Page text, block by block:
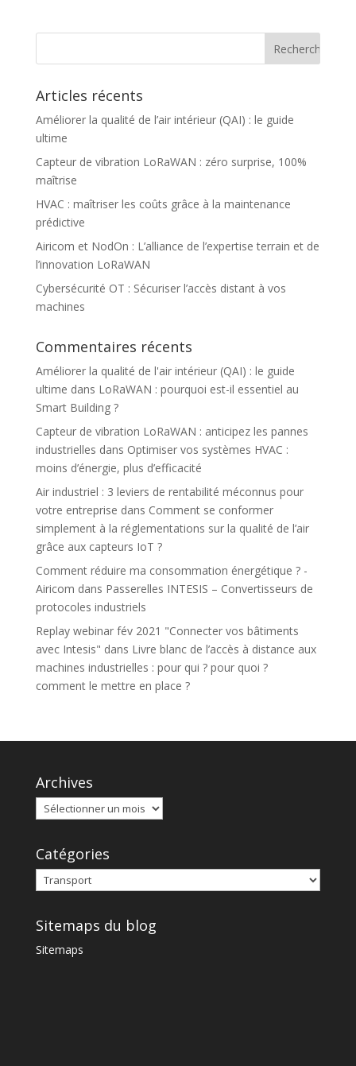
Articles récents
Améliorer la qualité de l’air intérieur (QAI) : le guide
ultime
Capteur de vibration LoRaWAN : zéro surprise, 100%
maîtrise
HVAC : maîtriser les coûts grâce à la maintenance
prédictive
Airicom et NodOn : L’alliance de l’expertise terrain et de
l’innovation LoRaWAN
Cybersécurité OT : Sécuriser l’accès distant à vos
machines
Commentaires récents
Améliorer la qualité de l'air intérieur (QAI) : le guide
ultime dans LoRaWAN : pourquoi est-il essentiel au
Smart Building ?
Capteur de vibration LoRaWAN : anticipez les pannes
industrielles dans Optimiser vos systèmes HVAC :
moins d’énergie, plus d’efficacité
Air industriel : 3 leviers de rentabilité méconnus pour
votre entreprise dans Comment se conformer
simplement à la réglementations sur la qualité de l’air
grâce aux capteurs IoT ?
Comment réduire ma consommation énergétique ? -
Airicom dans Passerelles INTESIS – Convertisseurs de
protocoles industriels
Replay webinar fév 2021 "Connecter vos bâtiments
avec Intesis" dans Livre blanc de l’accès à distance aux
machines industrielles : pour qui ? pour quoi ?
comment le mettre en place ?
Archives
Catégories
Sitemaps du blog
Sitemaps